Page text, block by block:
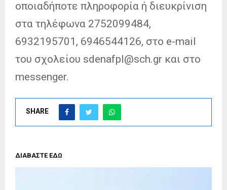
οποιαδήποτε πληροφορία ή διευκρίνιση
στα τηλέφωνα 2752099484,
6932195701, 6946544126, στο e-mail
του σχολείου sdenafpl@sch.gr και στο
messenger.
SHARE
ΔΙΑΒΑΣΤΕ ΕΔΩ